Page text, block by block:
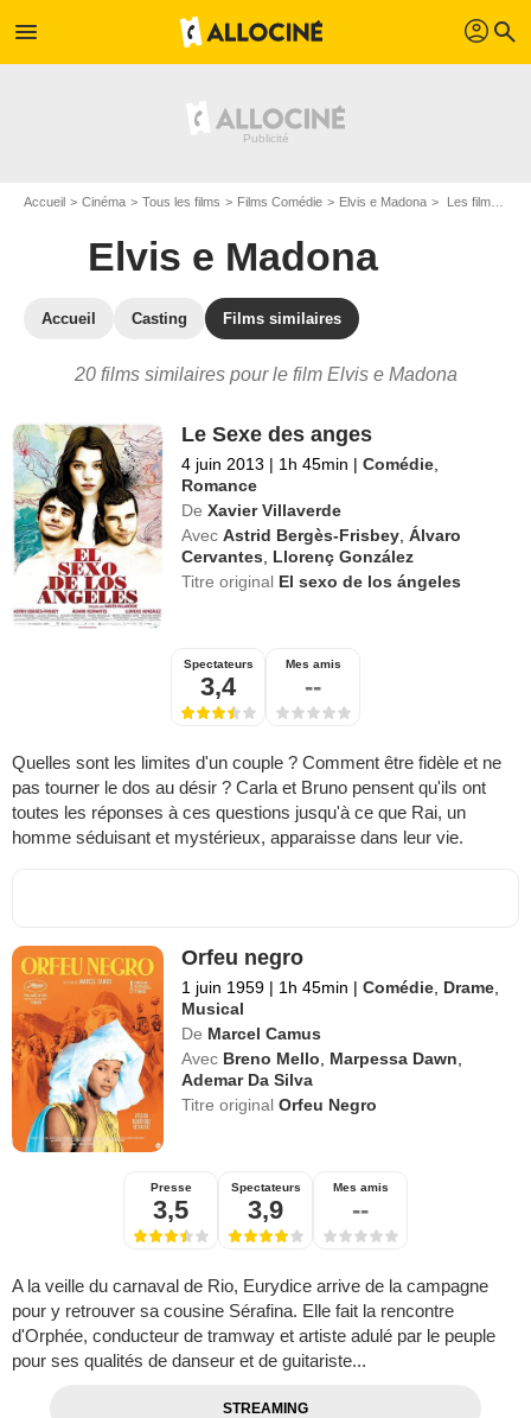
menu profil search
Accueil Cinéma Tous les films Films Comédie Elvis e Madona Les films similaires à "Elvis e Madona"
Elvis e Madona
Accueil Casting Films similaires
20 films similaires pour le film Elvis e Madona
Le Sexe des anges
4 juin 2013 | 1h 45min | Comédie
Romance
De Xavier Villaverde
Avec Astrid Bergès-Frisbey ,Álvaro
Cervantes
Llorenç González
Titre original El sexo de los ángeles
Spectateurs
3,4
Mes amis
--
Quelles sont les limites d'un couple ? Comment être fidèle et ne
pas tourner le dos au désir ? Carla et Bruno pensent qu'ils ont
toutes les réponses à ces questions jusqu'à ce que Rai, un
homme séduisant et mystérieux, apparaisse dans leur vie.
Orfeu negro
1 juin 1959 | 1h 45min | Comédie Drame
Musical
De Marcel Camus
Avec Breno Mello Marpessa Dawn
Ademar Da Silva
Titre originalOrfeu Negro
Presse
3,5
Spectateurs
3,9
Mes amis
--
A la veille du carnaval de Rio, Eurydice arrive de la campagne
pour y retrouver sa cousine Sérafina. Elle fait la rencontre
d'Orphée, conducteur de tramway et artiste adulé par le peuple
pour ses qualités de danseur et de guitariste...
STREAMING